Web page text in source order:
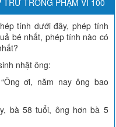
TRỪ TRONG PHẠM VI 100
tính dưới đây, phép tính
bé nhất, phép tính nào có
nhật ông:
ơi, năm nay ông bao
bà 58 tuổi, ông hơn bà 5